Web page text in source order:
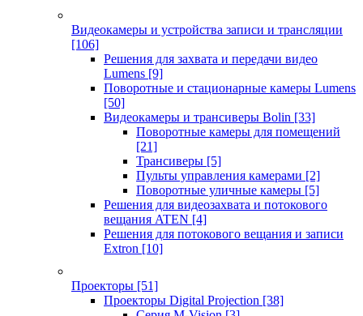
Видеокамеры и устройства записи и трансляции
[106]
Решения для захвата и передачи видео
Lumens [9]
Поворотные и стационарные камеры Lumens
[50]
Видеокамеры и трансиверы Bolin [33]
Поворотные камеры для помещений
[21]
Трансиверы [5]
Пульты управления камерами [2]
Поворотные уличные камеры [5]
Решения для видеозахвата и потокового
вещания ATEN [4]
Решения для потокового вещания и записи
Extron [10]
Проекторы [51]
Проекторы Digital Projection [38]